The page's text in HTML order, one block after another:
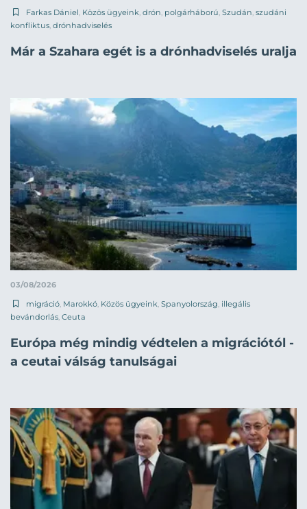
Farkas Dániel Közös ügyeink drón polgárháború Szudán szudáni
konfliktus drónhadviselés
Már a Szahara egét is a drónhadviselés uralja
03/08/2026
migráció Marokkó Közös ügyeink Spanyolország illegális
bevándorlás Ceuta
Európa még mindig védtelen a migrációtól -
a ceutai válság tanulságai